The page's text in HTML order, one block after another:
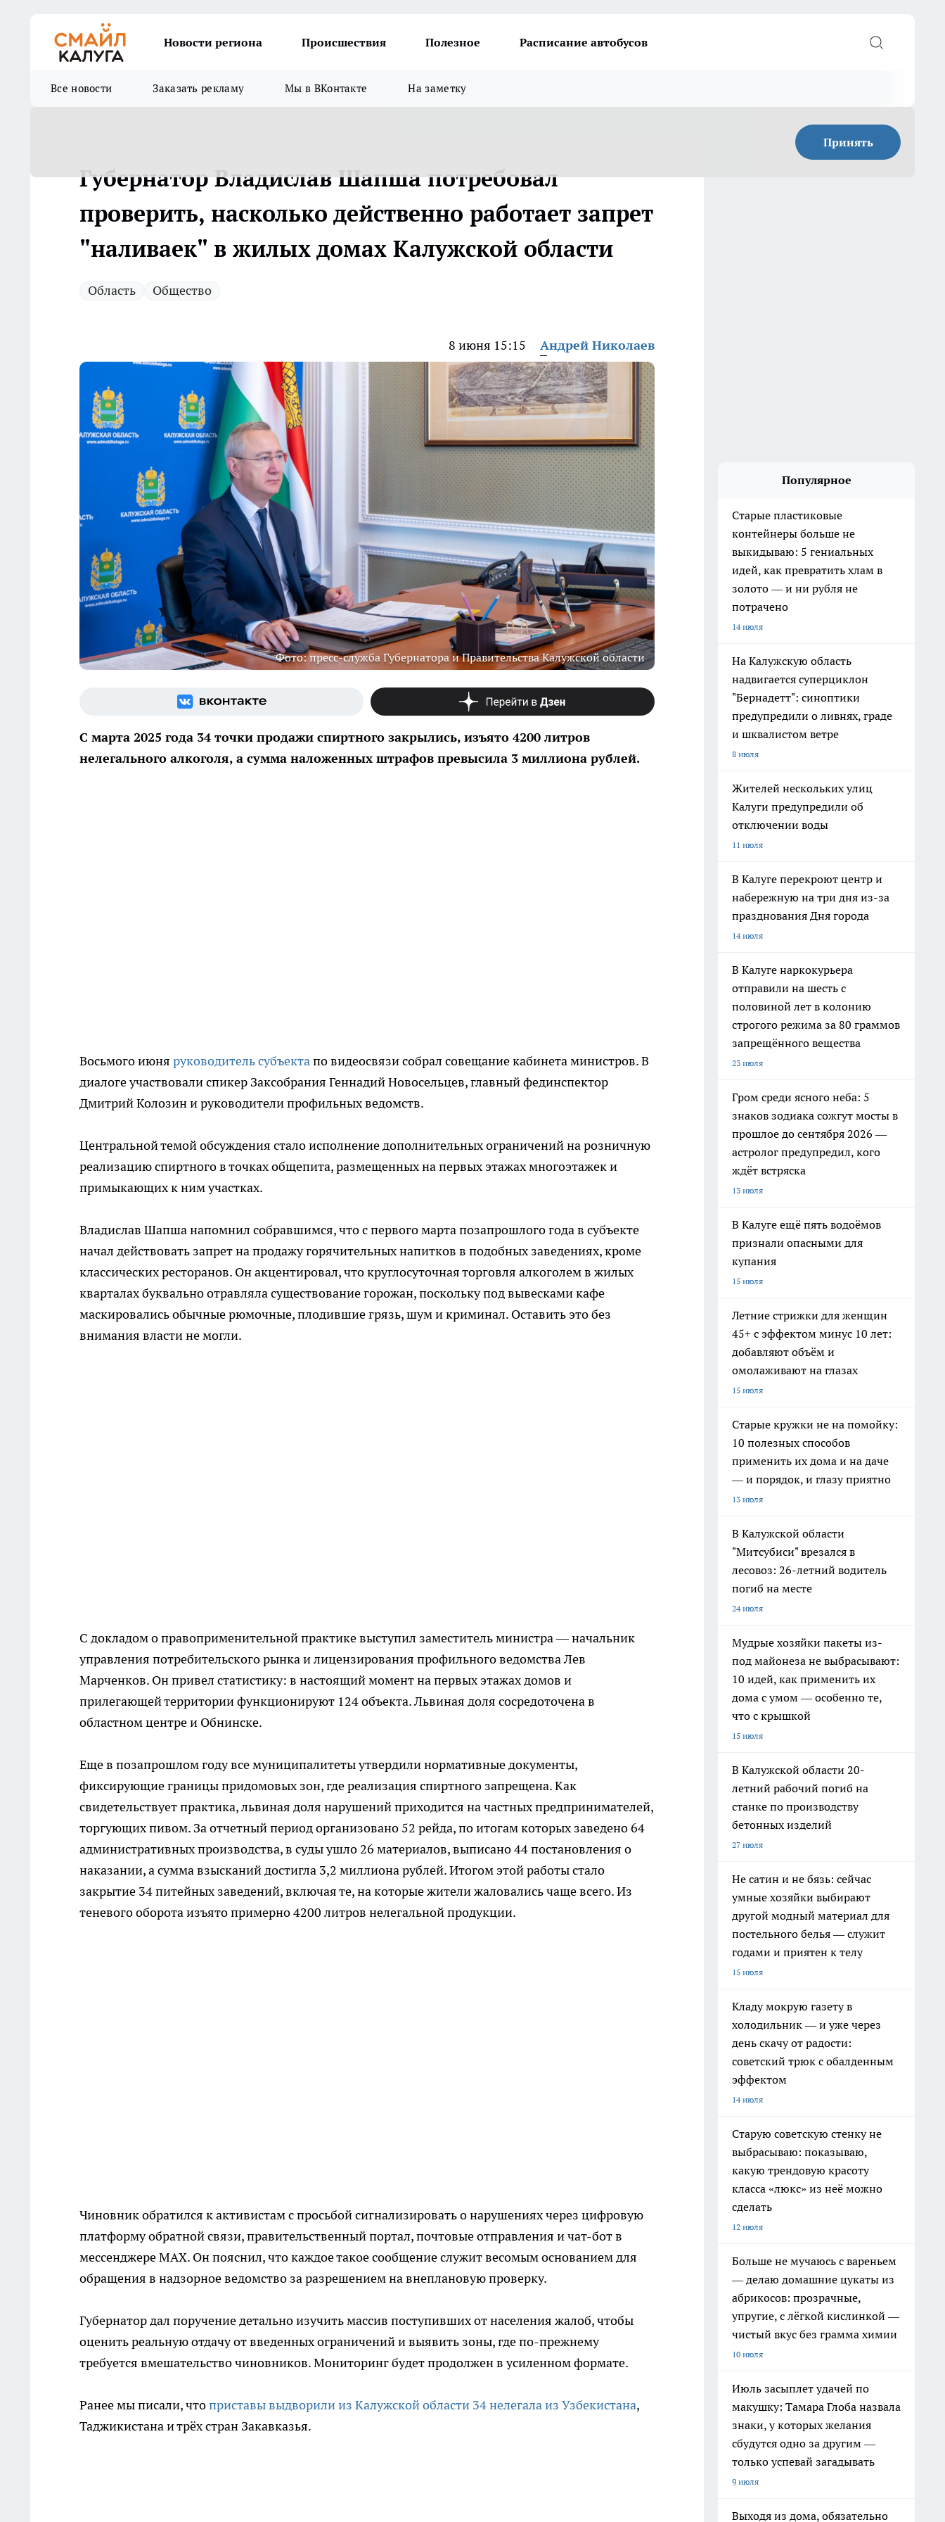
Новости региона Происшествия Полезное Расписание автобусов
Все новости Заказать рекламу Мы в ВКонтакте На заметку
Принять
Губернатор Владислав Шапша потребовал
проверить, насколько действенно работает запрет
"наливаек" в жилых домах Калужской области
Область Общество
8 июня 15:15 Андрей Николаев
Фото: пресс-служба Губернатора и Правительства Калужской области
С марта 2025 года 34 точки продажи спиртного закрылись, изъято 4200 литров
нелегального алкоголя, а сумма наложенных штрафов превысила 3 миллиона рублей.
Восьмого июня руководитель субъектапо видеосвязи собрал совещание кабинета министров. В
диалоге участвовали спикер Заксобрания Геннадий Новосельцев, главный фединспектор
Дмитрий Колозин и руководители профильных ведомств.
Центральной темой обсуждения стало исполнение дополнительных ограничений на розничную
реализацию спиртного в точках общепита, размещенных на первых этажах многоэтажек и
примыкающих к ним участках.
Владислав Шапша напомнил собравшимся, что с первого марта позапрошлого года в субъекте
начал действовать запрет на продажу горячительных напитков в подобных заведениях, кроме
классических ресторанов. Он акцентировал, что круглосуточная торговля алкоголем в жилых
кварталах буквально отравляла существование горожан, поскольку под вывесками кафе
маскировались обычные рюмочные, плодившие грязь, шум и криминал. Оставить это без
внимания власти не могли.
С докладом о правоприменительной практике выступил заместитель министра — начальник
управления потребительского рынка и лицензирования профильного ведомства Лев
Марченков. Он привел статистику: в настоящий момент на первых этажах домов и
прилегающей территории функционируют 124 объекта. Львиная доля сосредоточена в
областном центре и Обнинске.
Еще в позапрошлом году все муниципалитеты утвердили нормативные документы,
фиксирующие границы придомовых зон, где реализация спиртного запрещена. Как
свидетельствует практика, львиная доля нарушений приходится на частных предпринимателей,
торгующих пивом. За отчетный период организовано 52 рейда, по итогам которых заведено 64
административных производства, в суды ушло 26 материалов, выписано 44 постановления о
наказании, а сумма взысканий достигла 3,2 миллиона рублей. Итогом этой работы стало
закрытие 34 питейных заведений, включая те, на которые жители жаловались чаще всего. Из
теневого оборота изъято примерно 4200 литров нелегальной продукции.
Чиновник обратился к активистам с просьбой сигнализировать о нарушениях через цифровую
платформу обратной связи, правительственный портал, почтовые отправления и чат-бот в
мессенджере МАХ. Он пояснил, что каждое такое сообщение служит весомым основанием для
обращения в надзорное ведомство за разрешением на внеплановую проверку.
Губернатор дал поручение детально изучить массив поступивших от населения жалоб, чтобы
оценить реальную отдачу от введенных ограничений и выявить зоны, где по-прежнему
требуется вмешательство чиновников. Мониторинг будет продолжен в усиленном формате.
Ранее мы писали, чтоприставы выдворили из Калужской области 34 нелегала из Узбекистана,
Таджикистана и трёх стран Закавказья.
Популярное
Старые пластиковые
контейнеры больше не
выкидываю: 5 гениальных
идей, как превратить хлам в
золото — и ни рубля не
потрачено
14 июля
На Калужскую область
надвигается суперциклон
"Бернадетт": синоптики
предупредили о ливнях, граде
и шквалистом ветре
8 июля
Жителей нескольких улиц
Калуги предупредили об
отключении воды
11 июля
В Калуге перекроют центр и
набережную на три дня из-за
празднования Дня города
14 июля
В Калуге наркокурьера
отправили на шесть с
половиной лет в колонию
строгого режима за 80 граммов
запрещённого вещества
23 июля
Гром среди ясного неба: 5
знаков зодиака сожгут мосты в
прошлое до сентября 2026 —
астролог предупредил, кого
ждёт встряска
13 июля
В Калуге ещё пять водоёмов
признали опасными для
купания
15 июля
Летние стрижки для женщин
45+ с эффектом минус 10 лет:
добавляют объём и
омолаживают на глазах
15 июля
Старые кружки не на помойку:
10 полезных способов
применить их дома и на даче
— и порядок, и глазу приятно
13 июля
В Калужской области
"Митсубиси" врезался в
лесовоз: 26-летний водитель
погиб на месте
24 июля
Мудрые хозяйки пакеты из-
под майонеза не выбрасывают:
10 идей, как применить их
дома с умом — особенно те,
что с крышкой
15 июля
В Калужской области 20-
летний рабочий погиб на
станке по производству
бетонных изделий
27 июля
Не сатин и не бязь: сейчас
умные хозяйки выбирают
другой модный материал для
постельного белья — служит
годами и приятен к телу
15 июля
Кладу мокрую газету в
холодильник — и уже через
день скачу от радости:
советский трюк с обалденным
эффектом
14 июля
Старую советскую стенку не
выбрасываю: показываю,
какую трендовую красоту
класса «люкс» из неё можно
сделать
12 июля
Больше не мучаюсь с вареньем
— делаю домашние цукаты из
абрикосов: прозрачные,
упругие, с лёгкой кислинкой —
чистый вкус без грамма химии
10 июля
Июль засыплет удачей по
макушку: Тамара Глоба назвала
знаки, у которых желания
сбудутся одно за другим —
только успевай загадывать
9 июля
Выходя из дома, обязательно